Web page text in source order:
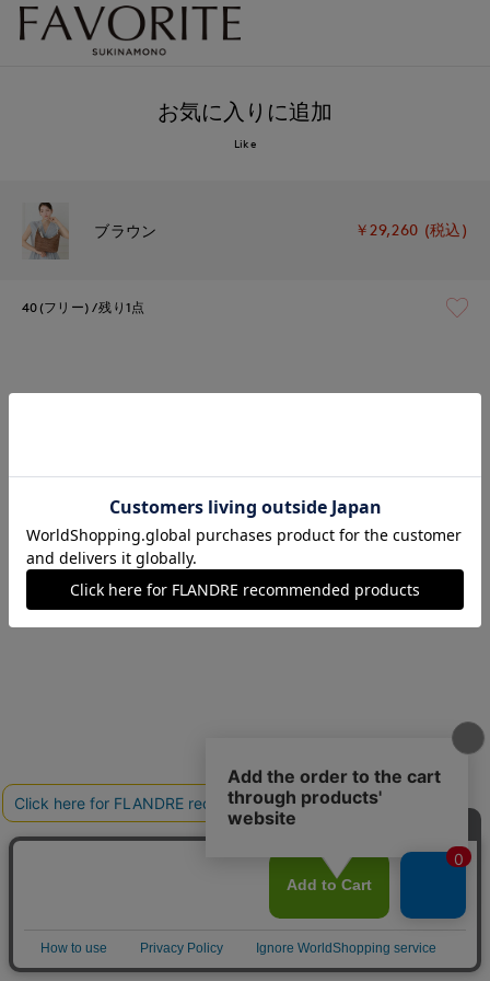
お気に入りに追加
Like
ブラウン ￥29,260 (税込)
40(フリー) 残り1点